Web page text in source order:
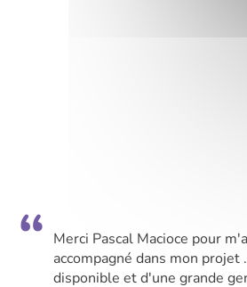
Merci Pascal Macioce pour
accompagné dans mon projet
disponible et d'une grande